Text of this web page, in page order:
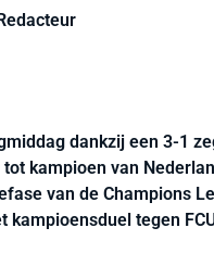
dankzij een 3-1
kampioen van
van de Champions
kampioensduel tegen